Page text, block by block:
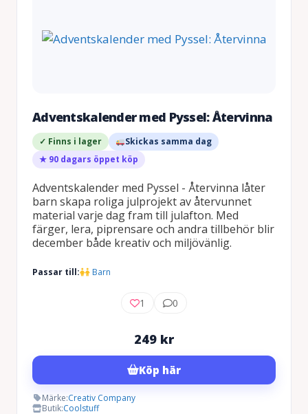
Adventskalender med Pyssel: Återvinna
✓ Finns i lager
Skickas samma dag
★ 90 dagars öppet köp
Adventskalender med Pyssel - Återvinna låter
barn skapa roliga julprojekt av återvunnet
material varje dag fram till julafton. Med
färger, lera, piprensare och andra tillbehör blir
december både kreativ och miljövänlig.
Passar till: Barn
1 0
249 kr
Köp här
Märke:Creativ Company
Butik:Coolstuff